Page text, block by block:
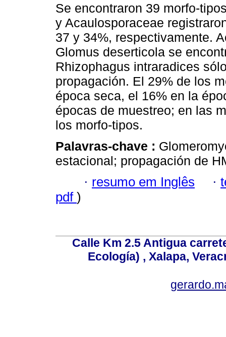
Se encontraron 39 morfo-
y Acaulosporaceae
37 y 34%, respectivamente.
Glomus deserticola se
Rhizophagus intraradices
propagación. El 29% de los
época seca, el 16% en la
épocas de muestreo; en las
los morfo-tipos.
Palavras-chave :
estacional; propagación de
· resumo em Inglês ·
pdf )
Calle Km 2.5 Antigua
Ecología) , Xalapa,